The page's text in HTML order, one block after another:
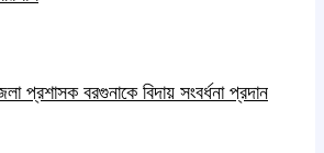
প্রশাসক বরগুনাকে বিদায় সংবর্ধনা প্রদান